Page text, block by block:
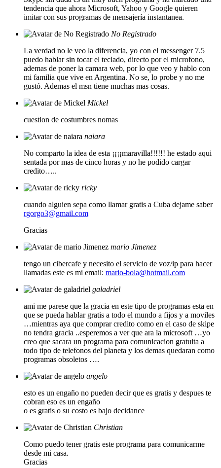
tendencia que ahora Microsoft, Yahoo y Google quieren
imitar con sus programas de mensajería instantanea.
No Registrado
La verdad no le veo la diferencia, yo con el messenger 7.5
puedo hablar sin tocar el teclado, directo por el microfono,
ademas de poner la camara web, por lo que veo y hablo con
mi familia que vive en Argentina. No se, lo probe y no me
gustó. Ademas el msn tiene muchas mas cosas.
Mickel
cuestion de costumbres nomas
naiara
No comparto la idea de esta ¡¡¡¡maravilla!!!!!! he estado aqui
sentada por mas de cinco horas y no he podido cargar
credito…..
ricky
cuando alguien sepa como llamar gratis a Cuba dejame saber
rgorgo3@gmail.com
Gracias
mario Jimenez
tengo un cibercafe y necesito el servicio de voz/ip para hacer
llamadas este es mi email: mario-bola@hotmail.com
galadriel
ami me parese que la gracia en este tipo de programas esta en
que se pueda hablar gratis a todo el mundo a fijos y a moviles
…mientras aya que comprar credito como en el caso de skipe
no tendra gracia ..esperemos a ver que ara la microsoft …yo
creo que sacara un programa para comunicacion gratuita a
todo tipo de telefonos del planeta y los demas quedaran como
programas obsoletos ….
angelo
esto es un engaño no pueden decir que es gratis y despues te
cobran eso es un engaño
o es gratis o su costo es bajo decidance
Christian
Como puedo tener gratis este programa para comunicarme
desde mi casa.
Gracias